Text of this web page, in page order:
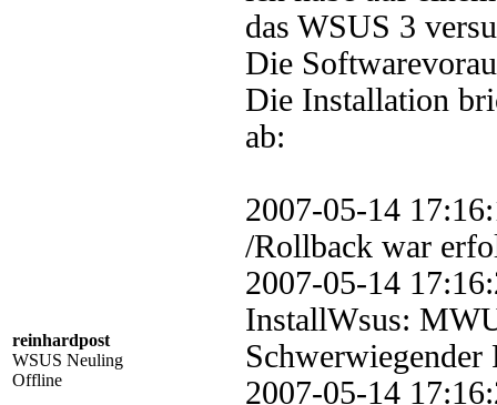
reinhardpost
WSUS Neuling
Offline
das WSUS 3
Die
Die Installation
ab:
2007-05-14
/Rollback war
2007-05-14
InstallWsus:
2007-05-14